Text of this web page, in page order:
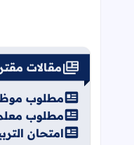
مقالات
مطلوب
مطلوب
امتحان التربية